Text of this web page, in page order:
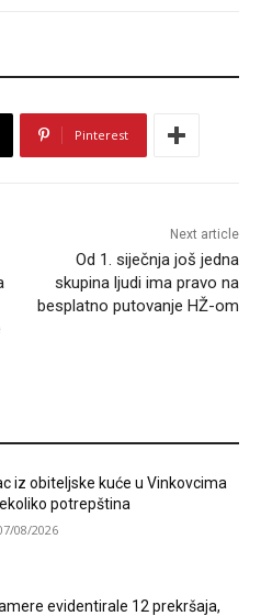
Pinterest
Next article
Od 1. siječnja još jedna
skupina ljudi ima pravo na
besplatno putovanje HŽ-om
iz obiteljske kuće u Vinkovcima
potrepština
08/2026
evidentirale 12 prekršaja,